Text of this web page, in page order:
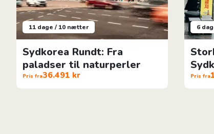
11 dage / 10 nætter
Sydkorea Rundt: Fra
paladser til naturperler
Pris fra36.491 kr
6
Pris fra